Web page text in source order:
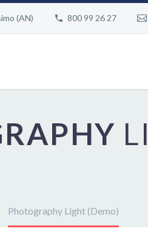
(AN) 800 99 26 27
Photography Light (Demo)